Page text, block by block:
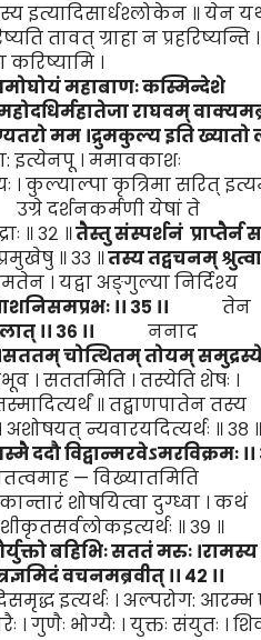
इत्यादिसार्धश्लोकेन ॥ येन
तावत् ग्राहा न प्रहरिष्यन्ति ।
।
महाबाणः कस्मिन्देशे
राघवम्
मम ।द्रुमकुल्य इति ख्यातो
इत्येनपू । ममावकाशः
। कुल्याल्पा कृत्रिमा सरित्
दर्शनकर्मणी येषां ते
॥ ३२ ॥तैस्तु संस्पर्शनं प्राप्तैर्न
॥ ३३ ॥तस्य तद्वचनम् श्रुत्वा
। यद्वा अङ्गुल्या निर्दिश्य
।। ३५ ।। तेन
।। ३६ ।। ननाद
सततम् चोत्थितम् तोयम्
सततमिति । तस्येति शेषः ।
॥ तद्बाणपातेन तस्य
न्यवारयदित्यर्थः ॥ ३८ ॥
ददौ विद्वान्मरवेऽमरविक्रमः ।।
— विख्यातमिति
शोषयित्वा दुग्ध्वा । कथं
॥ ३९ ॥
बहिभिः सततंमरुः ।रामस्य
दंवचनमब्रवीत् ।। ४२ ।।
इत्यर्थः । अल्परोग:
गुणैः भोग्यैः । युक्तः संयुतः ।